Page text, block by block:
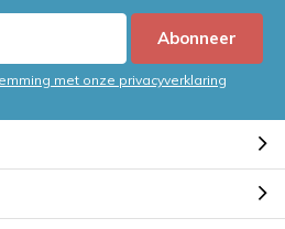
Abonneer
met onze privacyverklaring